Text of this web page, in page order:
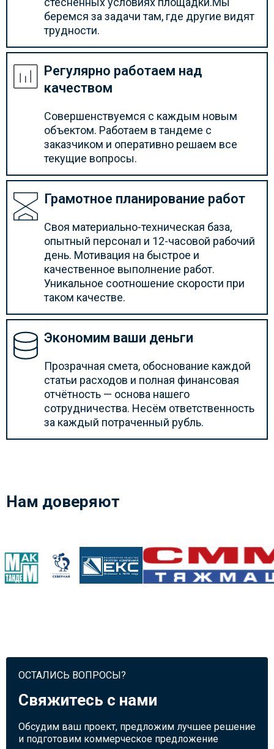
беремся за задачи там, где другие видят
трудности.
Регулярно работаем над
качеством
Совершенствуемся с каждым новым
объектом. Работаем в тандеме с
заказчиком и оперативно решаем все
текущие вопросы.
Грамотное планирование работ
Своя материально-техническая база,
опытный персонал и 12-часовой рабочий
день. Мотивация на быстрое и
качественное выполнение работ.
Уникальное соотношение скорости при
таком качестве.
Экономим ваши деньги
Прозрачная смета, обоснование каждой
статьи расходов и полная финансовая
отчётность — основа нашего
сотрудничества. Несём ответственность
за каждый потраченный рубль.
Нам доверяют
ОСТАЛИСЬ ВОПРОСЫ?
Свяжитесь с нами
Обсудим ваш проект, предложим лучшее решение
и подготовим коммерческое предложение